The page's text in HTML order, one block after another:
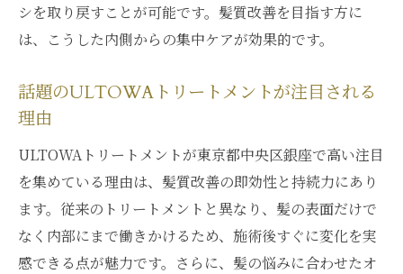
シを取り戻すことが可能です。髪質改善を目指す方に
は、こうした内側からの集中ケアが効果的です。
話題のULTOWAトリートメントが注目される
理由
ULTOWAトリートメントが東京都中央区銀座で高い注目
を集めている理由は、髪質改善の即効性と持続力にあり
ます。従来のトリートメントと異なり、髪の表面だけで
なく内部にまで働きかけるため、施術後すぐに変化を実
感できる点が魅力です。さらに、髪の悩みに合わせたオ